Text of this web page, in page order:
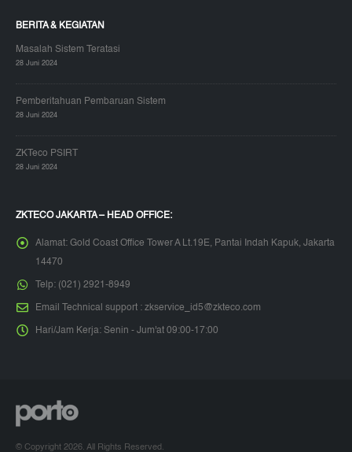
BERITA & KEGIATAN
Masalah Sistem Teratasi
28 Juni 2024
Pemberitahuan Pembaruan Sistem
28 Juni 2024
ZKTeco PSIRT
28 Juni 2024
ZKTECO JAKARTA – HEAD OFFICE:
Alamat: Gold Coast Office Tower A Lt.19E, Pantai Indah Kapuk, Jakarta
14470
Telp: (021) 2921-8949
Email Technical support : zkservice_id5@zkteco.com
Hari/Jam Kerja: Senin - Jum'at 09:00-17:00
© Copyright 2026. All Rights Reserved.